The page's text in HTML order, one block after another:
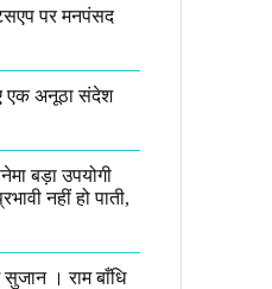
पर मनपंसद
एक अनूठा संदेश
बड़ा उपयोगी
नहीं हो पाती,
। राम बाँधि